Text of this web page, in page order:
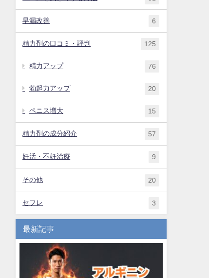
早漏改善 6
精力剤の口コミ・評判 125
精力アップ 76
勃起力アップ 20
ペニス増大 15
精力剤の成分紹介 57
妊活・不妊治療 9
その他 20
セフレ 3
最新記事